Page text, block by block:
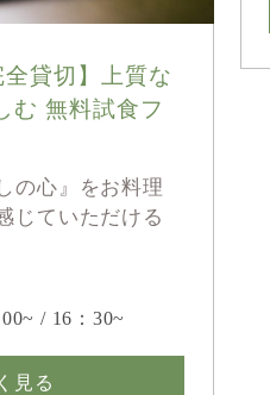
貸切】上質な
む 無料試食フ
の心』をお料理
じていただける
/ 16：30~
見る